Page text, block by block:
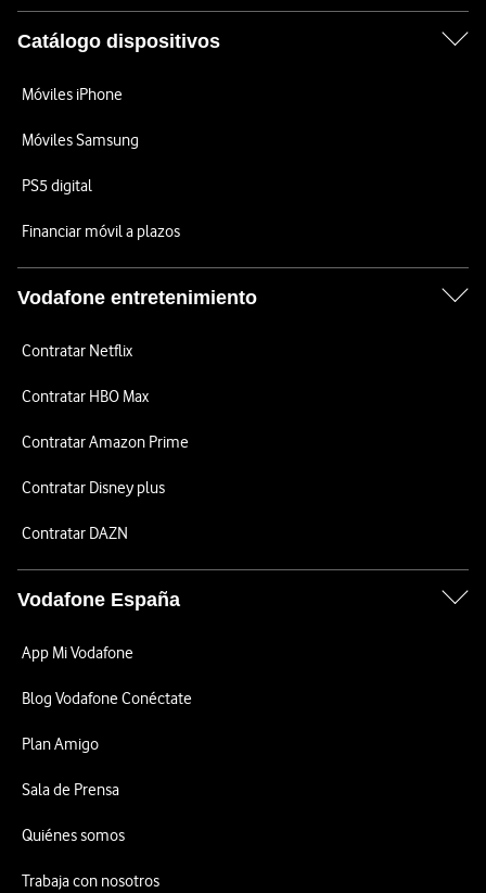
Catálogo dispositivos
Móviles iPhone
Móviles Samsung
PS5 digital
Financiar móvil a plazos
Vodafone entretenimiento
Contratar Netflix
Contratar HBO Max
Contratar Amazon Prime
Contratar Disney plus
Contratar DAZN
Vodafone España
App Mi Vodafone
Blog Vodafone Conéctate
Plan Amigo
Sala de Prensa
Quiénes somos
Trabaja con nosotros